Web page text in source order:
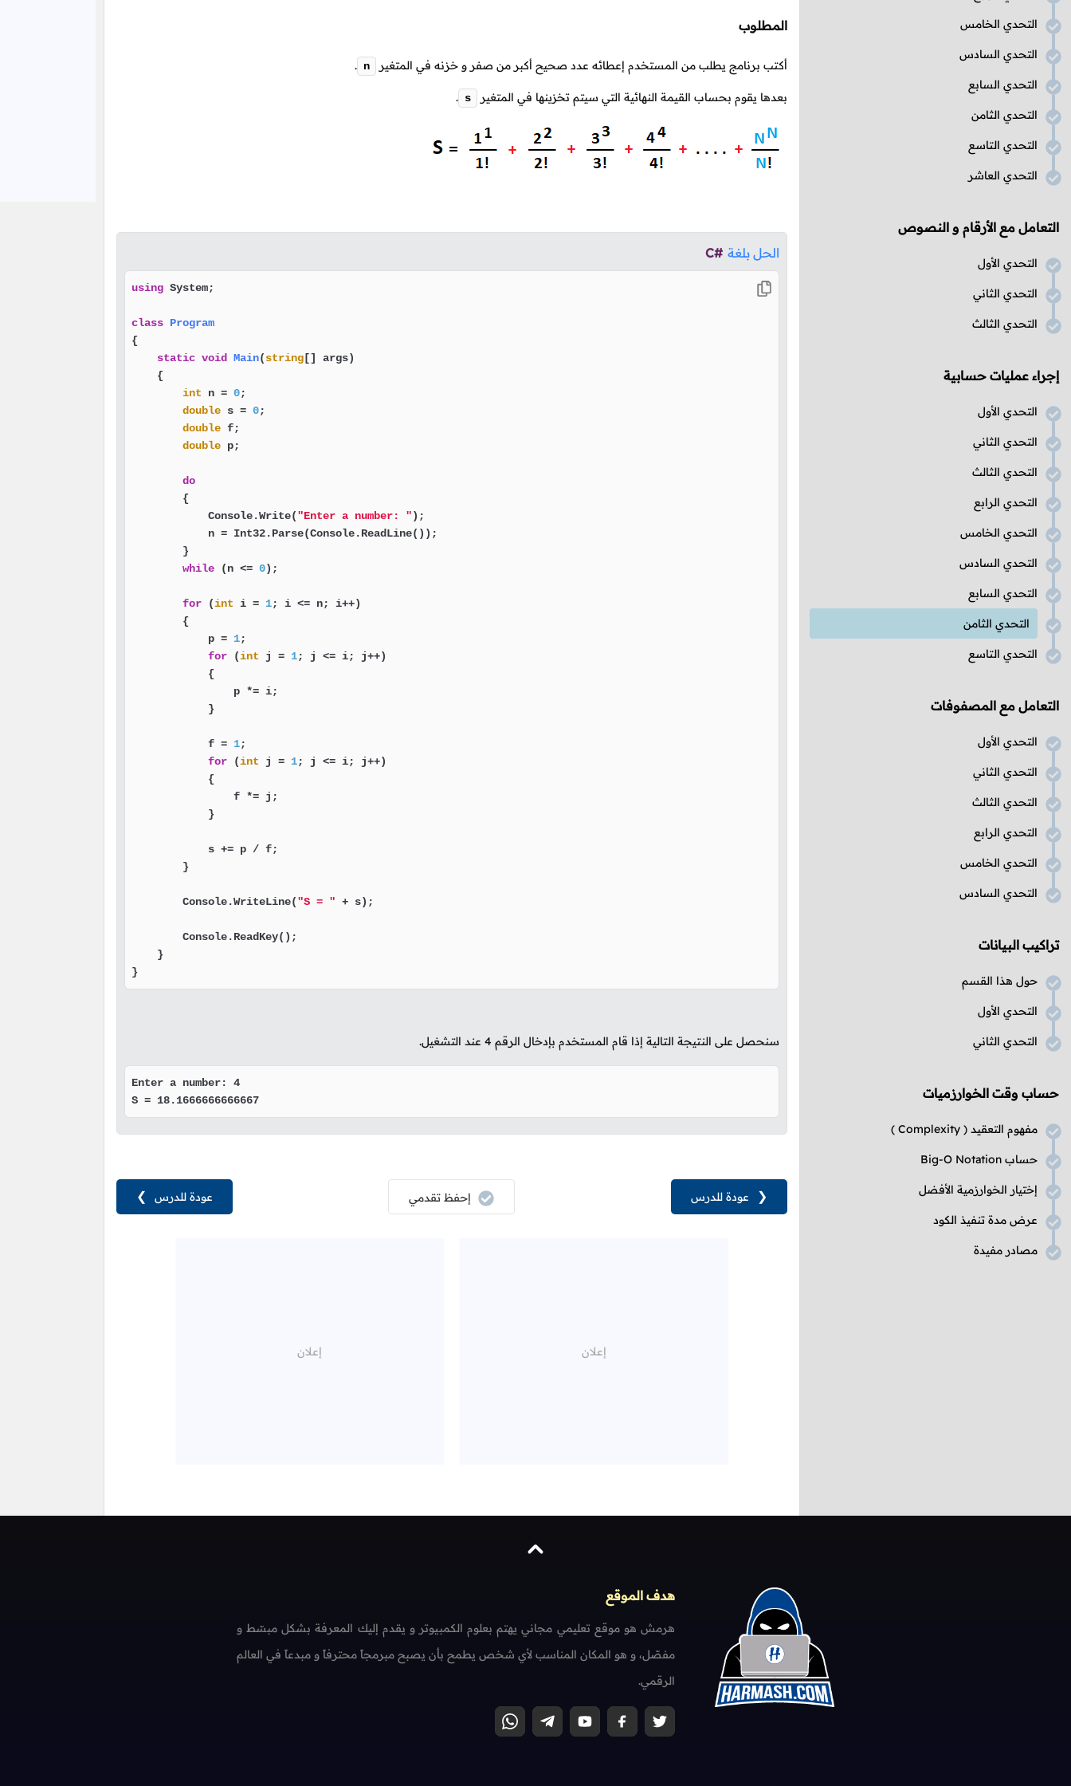
التحدي الخامس
التحدي السادس
التحدي السابع
التحدي الثامن
التحدي التاسع
التحدي العاشر
التعامل مع الأرقام و النصوص
التحدي الأول
التحدي الثاني
التحدي الثالث
إجراء عمليات حسابية
التحدي الأول
التحدي الثاني
التحدي الثالث
التحدي الرابع
التحدي الخامس
التحدي السادس
التحدي السابع
التحدي الثامن
التحدي التاسع
التعامل مع المصفوفات
التحدي الأول
التحدي الثاني
التحدي الثالث
التحدي الرابع
التحدي الخامس
التحدي السادس
تراكيب البيانات
حول هذا القسم
التحدي الأول
التحدي الثاني
حساب وقت الخوارزميات
مفهوم التعقيد ( Complexity
)
حساب Big-O Notation
إختيار الخوارزمية الأفضل
عرض مدة تنفيذ الكود
مصادر مفيدة
المطلوب
أكتب برنامج يطلب من المستخدم إعطائه عدد صحيح أكبر من صفر و خزنه في المتغير n
.
بعدها يقوم بحساب القيمة النهائية التي سيتم تخزينها في المتغير s
.
الحل بلغة C#
using System;
class Program
{
static void Main(string [] args)
    {
int n = 0;
double s = 0;
double f;
double p;
do
        {
            Console.Write(
"Enter a number: ");
            n = Int32.Parse(Console.ReadLine());
        }
while (n <= 0);
for (int i = 1; i <= n; i++)
        {
            p =
1;
for (int j = 1; j <= i; j++)
            {
                p *= i;
            }
            f =
1;
for (int j = 1; j <= i; j++)
            {
                f *= j;
            }
            s += p / f;
        }
        Console.WriteLine(
"S = " + s);
        Console.ReadKey();
    }
}
سنحصل على النتيجة التالية إذا قام المستخدم بإدخال الرقم 4 عند التشغيل.
Enter a number: 4
S = 18.1666666666667
عودة للدرس ❯ إحفظ تقدمي ❮ عودة للدرس
هدف الموقع
هرمش هو موقع تعليمي مجاني يهتم بعلوم الكمبيوتر و يقدم إليك المعرفة بشكل مبسّط و
مفصّل، و هو المكان المناسب لأي شخص يطمح بأن يصبح مبرمجاً محترفاً و مبدعاً في العالم
الرقمي.